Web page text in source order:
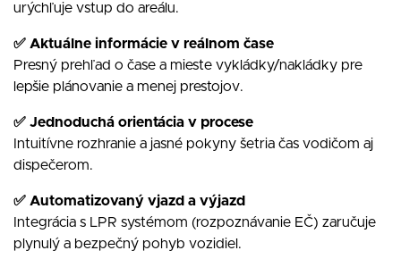
urýchľuje vstup do areálu.
✅ Aktuálne informácie v reálnom čase
Presný prehľad o čase a mieste vykládky/nakládky pre
lepšie plánovanie a menej prestojov.
✅ Jednoduchá orientácia v procese
Intuitívne rozhranie a jasné pokyny šetria čas vodičom aj
dispečerom.
✅ Automatizovaný vjazd a výjazd
Integrácia s LPR systémom (rozpoznávanie EČ) zaručuje
plynulý a bezpečný pohyb vozidiel.